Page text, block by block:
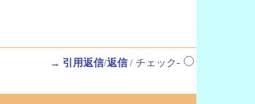
→ 引用返信/返信/ チェック-